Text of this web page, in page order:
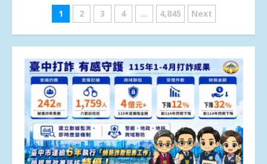
文
章
分
頁
1 2 3 4 ... 4,845 Next